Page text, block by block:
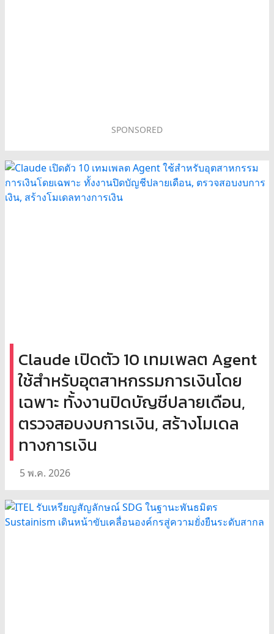
SPONSORED
Claude เปิดตัว 10 เทมเพลต Agent
ใช้สำหรับอุตสาหกรรมการเงินโดย
เฉพาะ ทั้งงานปิดบัญชีปลายเดือน,
ตรวจสอบงบการเงิน, สร้างโมเดล
ทางการเงิน
5 พ.ค. 2026